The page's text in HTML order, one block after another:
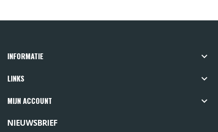
INFORMATIE 
LINKS 
MIJN ACCOUNT 
NIEUWSBRIEF